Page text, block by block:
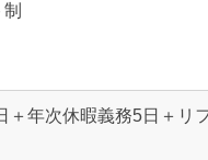
＋年次休暇義務5日＋